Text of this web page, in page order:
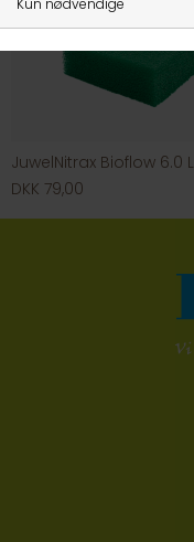
JuwelNitrax Bioflow 6.0 L
DKK 79,00